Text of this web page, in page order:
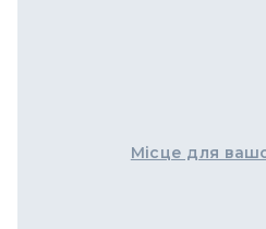
Місце для